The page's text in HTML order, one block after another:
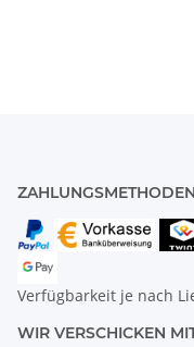
Verfügbarkeit je nach
WIR VERSCHICKEN